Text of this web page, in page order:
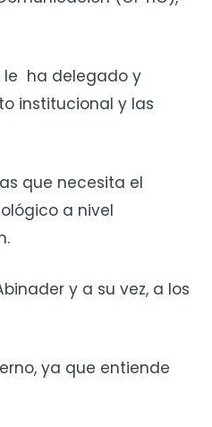
le ha delegado y
institucional y las
que necesita el
a nivel
y a su vez, a los
ya que entiende